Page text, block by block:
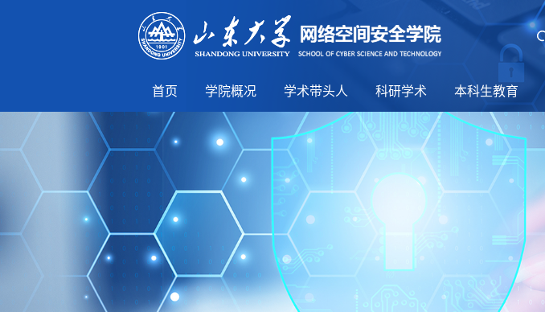
首页 学院概况 学术带头人 科研学术 本科生教育